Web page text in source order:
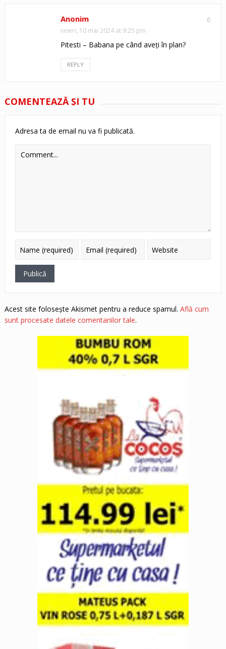
6
Anonim
vineri, 10 mai 2024 at 9:25 pm
Pitesti – Babana pe când aveți în plan?
REPLY
COMENTEAZĂ ŞI TU
Adresa ta de email nu va fi publicată.
Acest site folosește Akismet pentru a reduce spamul. Află cum
sunt procesate datele comentariilor tale.